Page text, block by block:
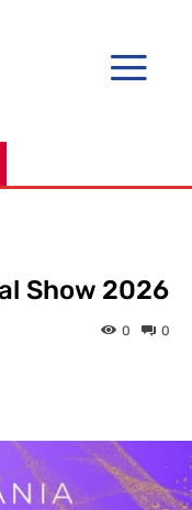
Show 2026
0
0